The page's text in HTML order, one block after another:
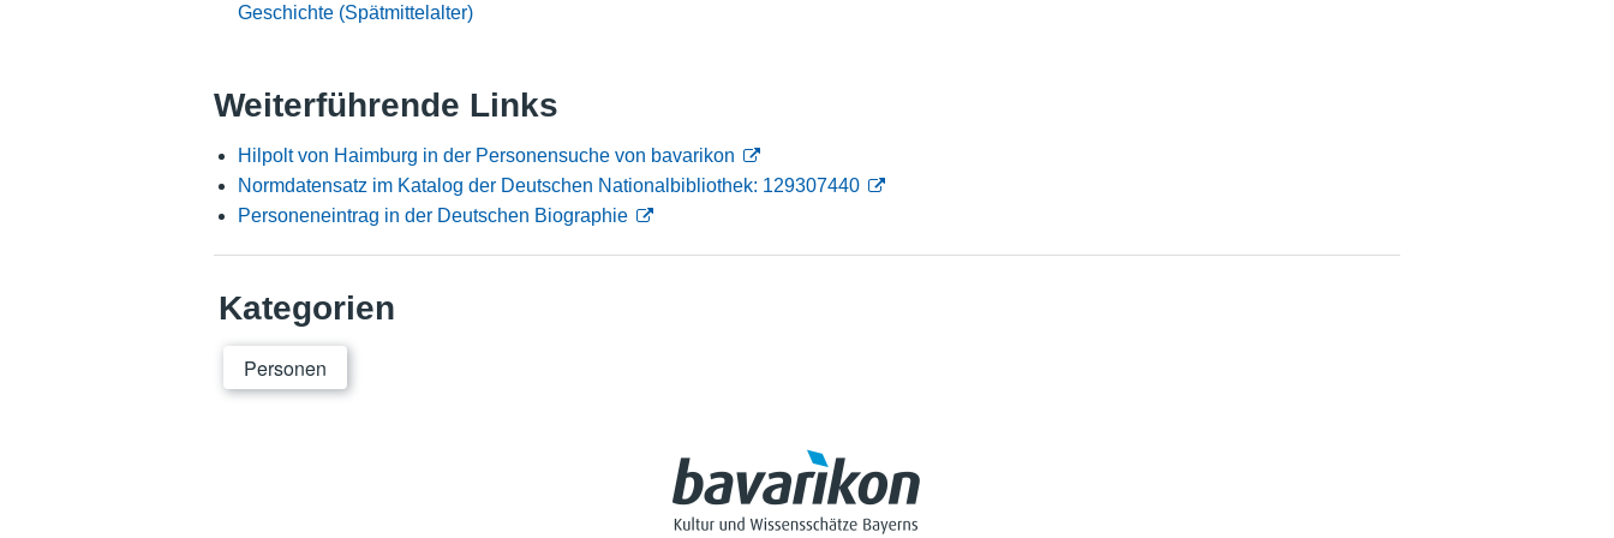
Geschichte (Spätmittelalter)
Weiterführende Links
Hilpolt von Haimburg in der Personensuche von bavarikon
Normdatensatz im Katalog der Deutschen Nationalbibliothek: 129307440
Personeneintrag in der Deutschen Biographie
Kategorien
Personen